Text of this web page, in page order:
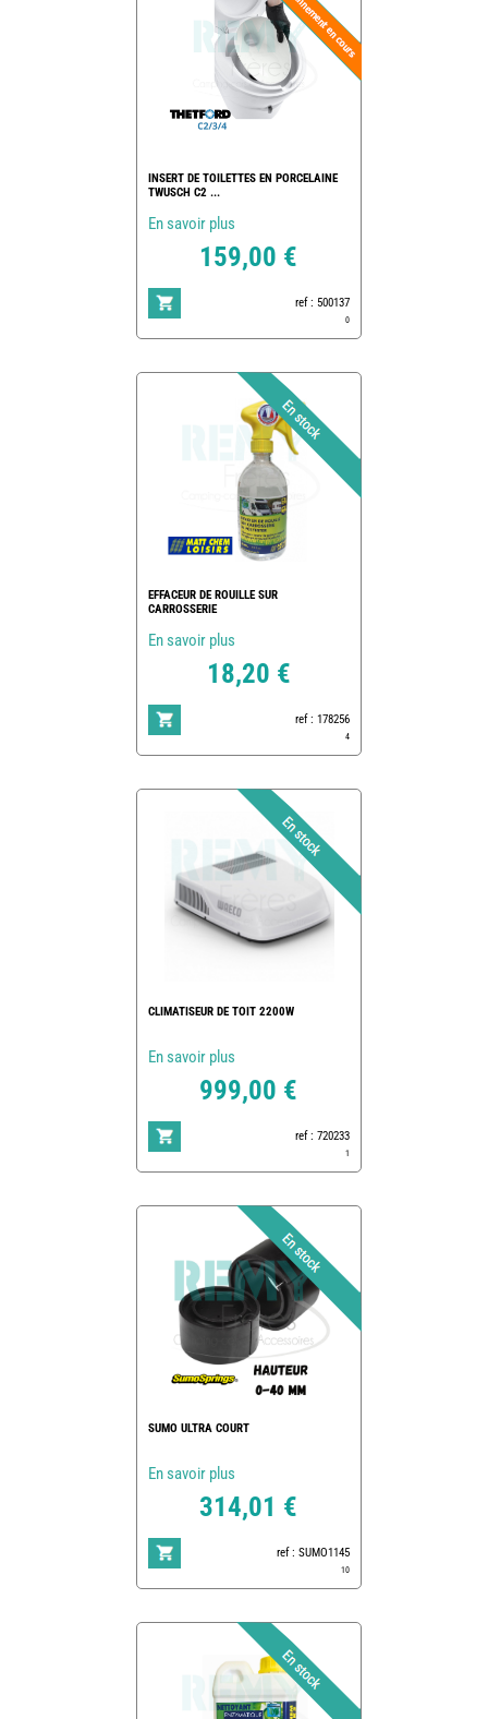
INSERT DE TOILETTES EN PORCELAINE
TWUSCH C2 ...
En savoir plus
159,00 €
ref : 500137
0
EFFACEUR DE ROUILLE SUR
CARROSSERIE
En savoir plus
18,20 €
ref : 178256
4
CLIMATISEUR DE TOIT 2200W
En savoir plus
999,00 €
ref : 720233
1
SUMO ULTRA COURT
En savoir plus
314,01 €
ref : SUMO1145
10